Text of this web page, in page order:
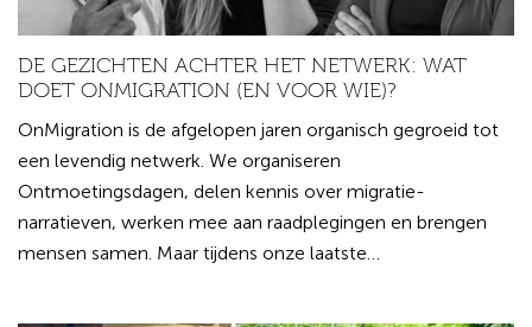
DE GEZICHTEN ACHTER HET NETWERK: WAT
DOET ONMIGRATION (EN VOOR WIE)?
OnMigration is de afgelopen jaren organisch gegroeid tot
een levendig netwerk. We organiseren
Ontmoetingsdagen, delen kennis over migratie-
narratieven, werken mee aan raadplegingen en brengen
mensen samen. Maar tijdens onze laatste…